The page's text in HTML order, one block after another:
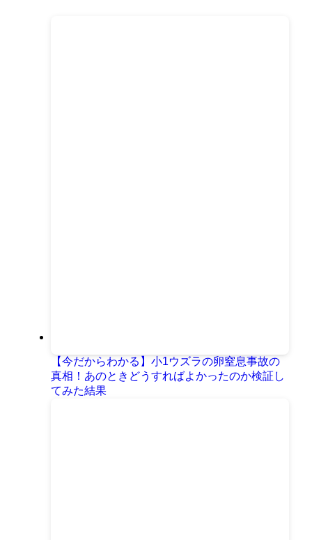
【今だからわかる】小1ウズラの卵窒息事故の
真相！あのときどうすればよかったのか検証し
てみた結果